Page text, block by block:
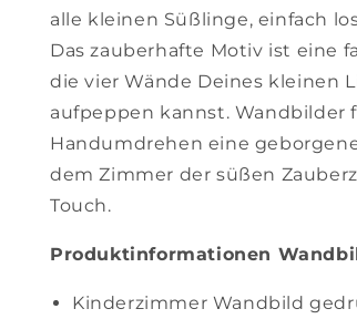
alle kleinen Süßlinge, einfach
Das zauberhafte Motiv ist eine
die vier Wände Deines kleinen
aufpeppen kannst. Wandbilder
Handumdrehen eine
dem Zimmer der süßen
Touch.
Produktinformationen
Kinderzimmer Wandbild